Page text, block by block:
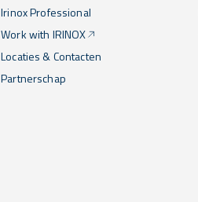
Irinox Professional
Work with IRINOX
Locaties & Contacten
Partnerschap